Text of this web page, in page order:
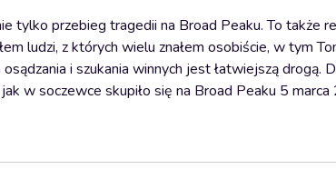
tylko przebieg tragedii na Broad Peaku. To także
ludzi, z których wielu znałem osobiście, w tym
i szukania winnych jest łatwiejszą drogą.
w soczewce skupiło się na Broad Peaku 5